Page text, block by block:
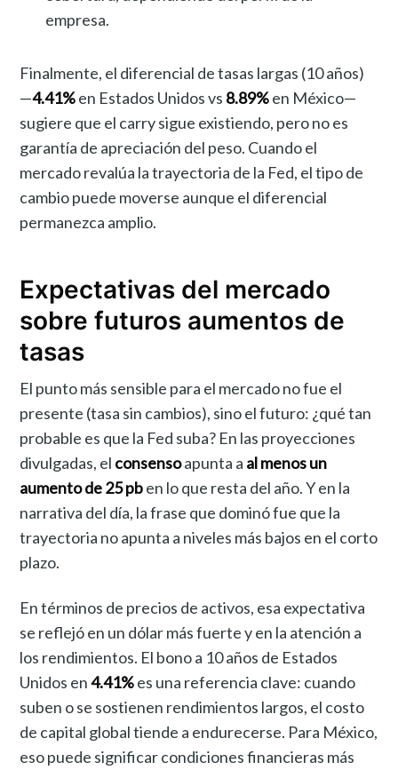
empresa.
Finalmente, el diferencial de tasas largas (10 años)
—4.41%en Estados Unidos vs 8.89%en México—
sugiere que el carry sigue existiendo, pero no es
garantía de apreciación del peso. Cuando el
mercado revalúa la trayectoria de la Fed, el tipo de
cambio puede moverse aunque el diferencial
permanezca amplio.
Expectativas del mercado
sobre futuros aumentos de
tasas
El punto más sensible para el mercado no fue el
presente (tasa sin cambios), sino el futuro: ¿qué tan
probable es que la Fed suba? En las proyecciones
divulgadas, el consensoapunta a al menos un
aumento de 25 pben lo que resta del año. Y en la
narrativa del día, la frase que dominó fue que la
trayectoria no apunta a niveles más bajos en el corto
plazo.
En términos de precios de activos, esa expectativa
se reflejó en un dólar más fuerte y en la atención a
los rendimientos. El bono a 10 años de Estados
Unidos en4.41%es una referencia clave: cuando
suben o se sostienen rendimientos largos, el costo
de capital global tiende a endurecerse. Para México,
eso puede significar condiciones financieras más